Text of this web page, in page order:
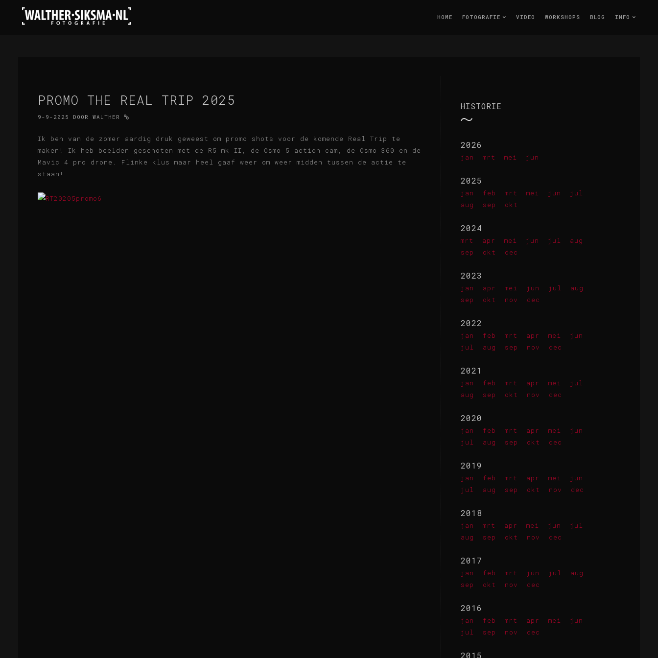
HOME FOTOGRAFIE VIDEO WORKSHOPS BLOG INFO
PROMO THE REAL TRIP 2025
9-9-2025 DOOR WALTHER
Ik ben van de zomer aardig druk geweest om promo shots voor de komende Real Trip te
maken! Ik heb beelden geschoten met de R5 mk II, de Osmo 5 action cam, de Osmo 360 en de
Mavic 4 pro drone. Flinke klus maar heel gaaf weer om weer midden tussen de actie te
staan!
HISTORIE
2026
jan mrt mei jun
2025
jan feb mrt mei jun
jul
aug
sep okt
2024
mrt apr mei jun jul
aug
sep
okt dec
2023
jan apr mei jun jul
aug
sep
okt nov dec
2022
jan feb mrt apr mei
jun
jul
aug sep nov dec
2021
jan feb mrt apr mei
jul
aug
sep okt nov dec
2020
jan feb mrt apr mei
jun
jul
aug sep okt dec
2019
jan feb mrt apr mei
jun
jul
aug sep okt nov dec
2018
jan mrt apr mei jun
jul
aug
sep okt nov dec
2017
jan feb mrt jun jul
aug
sep
okt nov dec
2016
jan feb mrt apr mei
jun
jul
sep nov dec
2015